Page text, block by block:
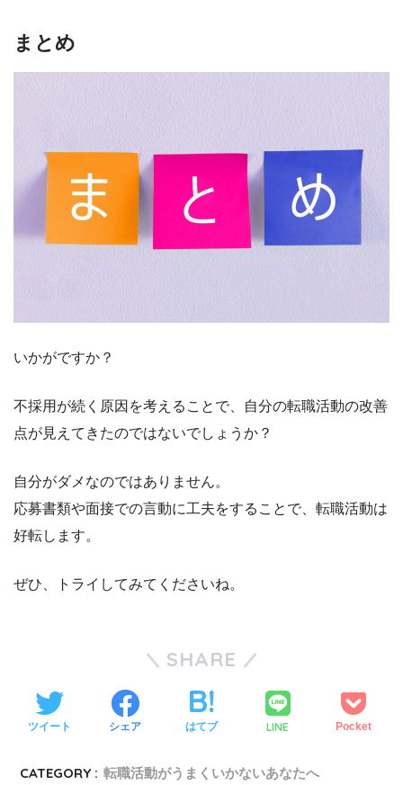
まとめ
いかがですか？
不採用が続く原因を考えることで、自分の転職活動の改善
点が見えてきたのではないでしょうか？
自分がダメなのではありません。
応募書類や面接での言動に工夫をすることで、転職活動は
好転します。
ぜひ、トライしてみてくださいね。
SHARE
ツイート シェア はてブ LINE Pocket
CATEGORY : 転職活動がうまくいかないあなたへ